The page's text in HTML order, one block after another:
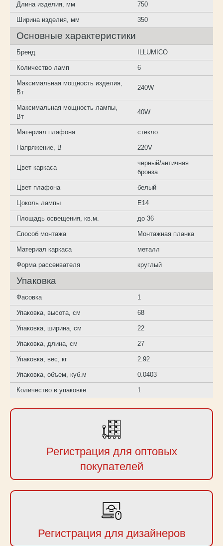
Длина изделия, мм 750
Ширина изделия, мм 350
Основные характеристики
Бренд ILLUMICO
Количество ламп 6
Максимальная мощность изделия,
Вт
240W
Максимальная мощность лампы,
Вт
40W
Материал плафона стекло
Напряжение, В 220V
Цвет каркаса
черный/античная
бронза
Цвет плафона белый
Цоколь лампы E14
Площадь освещения, кв.м. до 36
Способ монтажа Монтажная планка
Материал каркаса металл
Форма рассеивателя круглый
Упаковка
Фасовка 1
Упаковка, высота, см 68
Упаковка, ширина, см 22
Упаковка, длина, см 27
Упаковка, вес, кг 2.92
Упаковка, объем, куб.м 0.0403
Количество в упаковке 1
Регистрация для оптовых
покупателей
Регистрация для дизайнеров